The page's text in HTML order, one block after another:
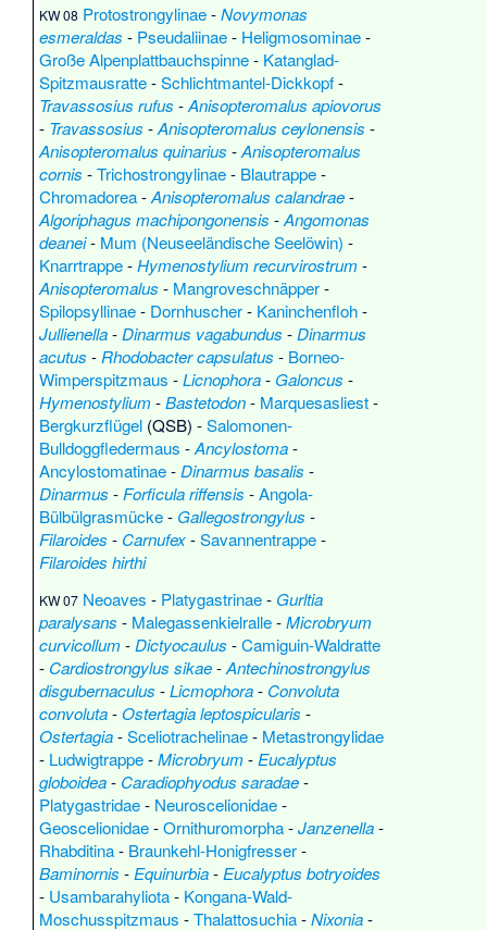
KW 08 Protostrongylinae-Novymonas
esmeraldas - Pseudaliinae- Heligmosominae-
Große Alpenplattbauchspinne- Katanglad-
Spitzmausratte-Schlichtmantel-Dickkopf-
Travassosius rufus -Anisopteromalus apiovorus
- Travassosius -Anisopteromalus ceylonensis -
Anisopteromalus quinarius -Anisopteromalus
cornis -Trichostrongylinae- Blautrappe-
Chromadorea-Anisopteromalus calandrae-
Algoriphagus machipongonensis -Angomonas
deanei- Mum (Neuseeländische Seelöwin) -
Knarrtrappe-Hymenostylium recurvirostrum -
Anisopteromalus - Mangroveschnäpper-
Spilopsyllinae- Dornhuscher- Kaninchenfloh-
Jullienella-Dinarmus vagabundus -Dinarmus
acutus - Rhodobacter capsulatus - Borneo-
Wimperspitzmaus -Licnophora- Galoncus -
Hymenostylium -Bastetodon- Marquesasliest-
Bergkurzflügel (QSB) -Salomonen-
Bulldoggfledermaus -Ancylostoma-
Ancylostomatinae-Dinarmus basalis -
Dinarmus - Forficula riffensis -Angola-
Bülbülgrasmücke- Gallegostrongylus -
Filaroides - Carnufex-Savannentrappe-
Filaroides hirthi
KW 07 Neoaves - Platygastrinae- Gurltia
paralysans - Malegassenkielralle-Microbryum
curvicollum -Dictyocaulus -Camiguin-Waldratte
- Cardiostrongylus sikae-Antechinostrongylus
disgubernaculus -Licmophora- Convoluta
convoluta-Ostertagia leptospicularis -
Ostertagia-Sceliotrachelinae- Metastrongylidae
- Ludwigtrappe-Microbryum -Eucalyptus
globoidea- Caradiophyodus saradae-
Platygastridae- Neuroscelionidae-
Geoscelionidae-Ornithuromorpha-Janzenella-
Rhabditina- Braunkehl-Honigfresser-
Baminornis -Equinurbia-Eucalyptus botryoides
- Usambarahyliota- Kongana-Wald-
Moschusspitzmaus -Thalattosuchia-Nixonia-